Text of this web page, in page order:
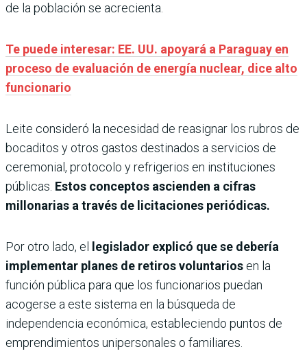
de la población se acrecienta.
Te puede interesar: EE. UU. apoyará a Paraguay en
proceso de evaluación de energía nuclear, dice alto
funcionario
Leite consideró la necesidad de reasignar los rubros de
bocaditos y otros gastos destinados a servicios de
ceremonial, protocolo y refrigerios en instituciones
públicas. Estos conceptos ascienden a cifras
millonarias a través de licitaciones periódicas.
Por otro lado, el
legislador explicó que se debería
implementar planes de retiros voluntarios en la
función pública para que los funcionarios puedan
acogerse a este sistema en la búsqueda de
independencia económica, estableciendo puntos de
emprendimientos unipersonales o familiares.